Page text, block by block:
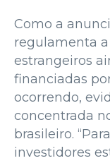
Como a
regulamenta
estrangeiros
financiadas
ocorrendo,
concentrada
brasileiro.
investidores